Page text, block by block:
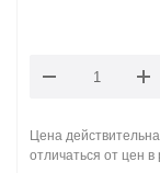
Цена
отличаться от цен